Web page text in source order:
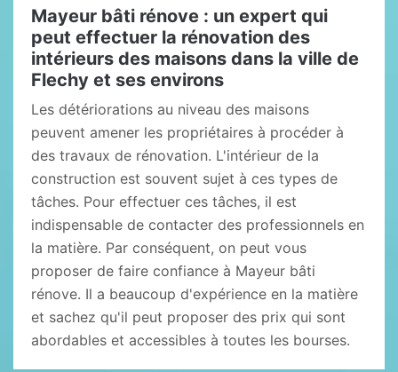
Mayeur bâti rénove : un expert qui
peut effectuer la rénovation des
intérieurs des maisons dans la ville de
Flechy et ses environs
Les détériorations au niveau des maisons
peuvent amener les propriétaires à procéder à
des travaux de rénovation. L'intérieur de la
construction est souvent sujet à ces types de
tâches. Pour effectuer ces tâches, il est
indispensable de contacter des professionnels en
la matière. Par conséquent, on peut vous
proposer de faire confiance à Mayeur bâti
rénove. Il a beaucoup d'expérience en la matière
et sachez qu'il peut proposer des prix qui sont
abordables et accessibles à toutes les bourses.